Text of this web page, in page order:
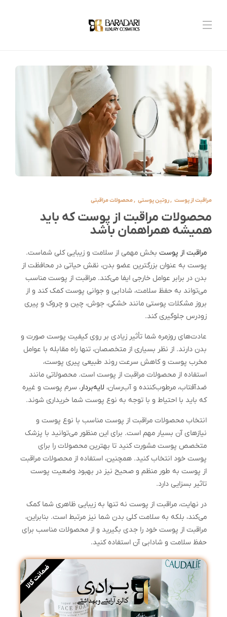
مراقبت از پوست ,روتین پوستی ,محصولات مراقبتی
محصولات مراقبت از پوست که باید
همیشه همراهمان باشد
مراقبت از پوست بخش مهمی از سلامت و زیبایی کلی شماست.
پوست به عنوان بزرگترین عضو بدن، نقش حیاتی در محافظت از
بدن در برابر عوامل خارجی ایفا می‌کند. مراقبت از پوست مناسب
می‌تواند به حفظ سلامت، شادابی و جوانی پوست کمک کند و از
بروز مشکلات پوستی مانند خشکی، جوش، چین و چروک و پیری
زودرس جلوگیری کند.
عادت‌های روزمره شما تأثیر زیادی بر روی کیفیت پوست صورت و
بدن دارند. از نظر بسیاری از متخصصان، تنها راه مقابله با عوامل
مخرب پوست و کاهش سرعت روند طبیعی پیری پوست،
استفاده از محصولات مراقبت از پوست است. محصولاتی مانند
ضدآفتاب، مرطوب‌کننده و آب‌رسان، لایه‌بردار، سرم پوست و غیره
که باید با احتیاط و با توجه به نوع پوست شما خریداری شوند.
انتخاب محصولات مراقبت از پوست مناسب با نوع پوست و
نیازهای آن بسیار مهم است. برای این منظور می‌توانید با پزشک
متخصص پوست مشورت کنید تا بهترین محصولات را برای
پوست خود انتخاب کنید. همچنین، استفاده از محصولات مراقبت
از پوست به طور منظم و صحیح نیز در بهبود وضعیت پوست
تاثیر بسزایی دارد.
در نهایت، مراقبت از پوست نه تنها به زیبایی ظاهری شما کمک
می‌کند، بلکه به سلامت کلی بدن شما نیز مرتبط است. بنابراین،
مراقبت از پوست خود را جدی بگیرید و از محصولات مناسب برای
حفظ سلامت و شادابی آن استفاده کنید.
ضمانت کالا